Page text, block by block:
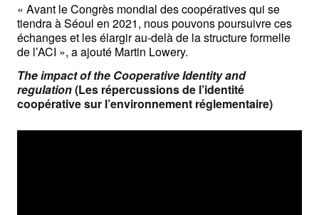
« Avant le Congrès mondial des coopératives qui se
tiendra à Séoul en 2021, nous pouvons poursuivre ces
échanges et les élargir au-delà de la structure formelle
de l’ACI », a ajouté Martin Lowery.
The impact of the Cooperative Identity and
regulation (Les répercussions de l’identité
coopérative sur l’environnement réglementaire)